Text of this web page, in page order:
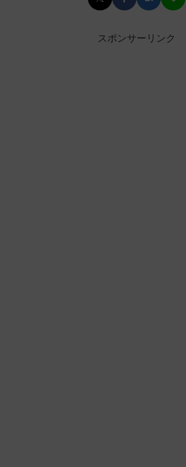
スポンサーリンク